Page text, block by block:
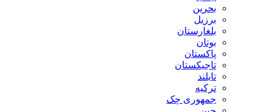
بحرین
برزیل
بلغارستان
بوتان
پاکستان
تاجیکستان
تایلند
ترکیه
جمهوری چک